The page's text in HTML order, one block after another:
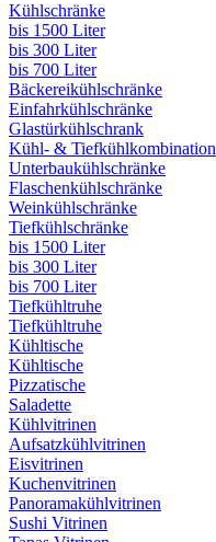
Kühlschränke
bis 1500 Liter
bis 300 Liter
bis 700 Liter
Bäckereikühlschränke
Einfahrkühlschränke
Glastürkühlschrank
Kühl- & Tiefkühlkombination
Unterbaukühlschränke
Flaschenkühlschränke
Weinkühlschränke
Tiefkühlschränke
bis 1500 Liter
bis 300 Liter
bis 700 Liter
Tiefkühltruhe
Tiefkühltruhe
Kühltische
Kühltische
Pizzatische
Saladette
Kühlvitrinen
Aufsatzkühlvitrinen
Eisvitrinen
Kuchenvitrinen
Panoramakühlvitrinen
Sushi Vitrinen